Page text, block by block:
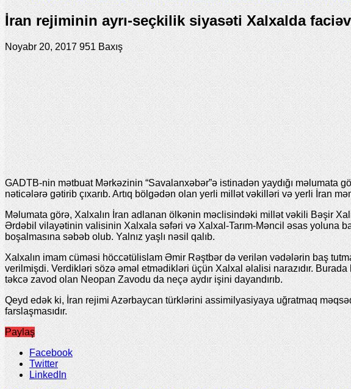
İran rejiminin ayrı-seçkilik siyasəti Xalxalda
Noyabr 20, 2017 951 Baxış
GADTB-nin mətbuat Mərkəzinin “Savalanxəbər”ə istinadən yaydığı
nəticələrə gətirib çıxarıb. Artıq bölgədən olan yerli millət vəkilləri və yerli İran
Məlumata görə, Xalxalın İran adlanan ölkənin məclisindəki millət vəkili Bəşir
Ərdəbil vilayətinin valisinin Xalxala səfəri və Xalxal-Tarım-Məncil əsas yoluna
boşalmasına səbəb olub. Yalnız yaşlı nəsil qalıb.
Xalxalın imam cüməsi höccətülislam Əmir Rəştbər də verilən vədələrin baş
verilmişdi. Verdikləri sözə əməl etmədikləri üçün Xalxal əlalisi narazıdır.
təkcə zavod olan Neopan Zavodu da neçə aydır işini dayandırıb.
Qeyd edək ki, İran rejimi Azərbaycan türklərini assimilyasiyaya uğratmaq
farslaşmasıdır.
Paylaş
Facebook
Twitter
LinkedIn